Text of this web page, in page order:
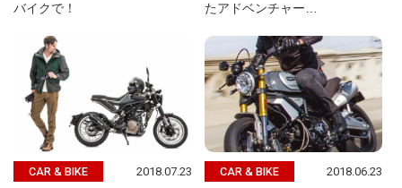
バイクで！
たアドベンチャー…
CAR & BIKE 2018.07.23 CAR & BIKE 2018.06.23